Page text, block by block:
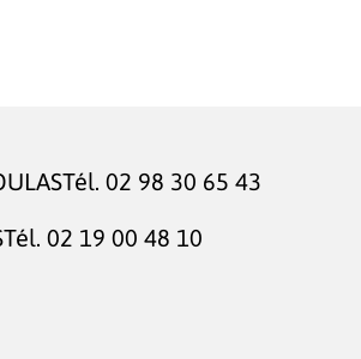
Tél. 02 19 00 48 10
Tél. 02 98 30 65 43